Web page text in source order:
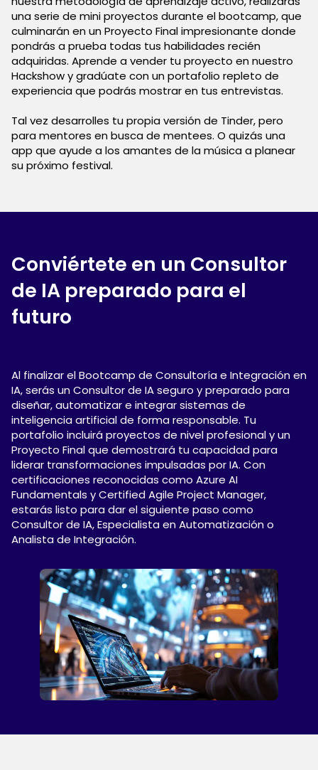
una serie de mini proyectos durante el bootcamp, que
culminarán en un Proyecto Final impresionante donde
pondrás a prueba todas tus habilidades recién
adquiridas. Aprende a vender tu proyecto en nuestro
Hackshow y gradúate con un portafolio repleto de
experiencia que podrás mostrar en tus entrevistas.
Tal vez desarrolles tu propia versión de Tinder, pero
para mentores en busca de mentees. O quizás una
app que ayude a los amantes de la música a planear
su próximo festival.
Conviértete en un Consultor
de IA preparado para el
futuro
Al finalizar el Bootcamp de Consultoría e Integración en
IA, serás un Consultor de IA seguro y preparado para
diseñar, automatizar e integrar sistemas de
inteligencia artificial de forma responsable. Tu
portafolio incluirá proyectos de nivel profesional y un
Proyecto Final que demostrará tu capacidad para
liderar transformaciones impulsadas por IA. Con
certificaciones reconocidas como Azure AI
Fundamentals y Certified Agile Project Manager,
estarás listo para dar el siguiente paso como
Consultor de IA, Especialista en Automatización o
Analista de Integración.